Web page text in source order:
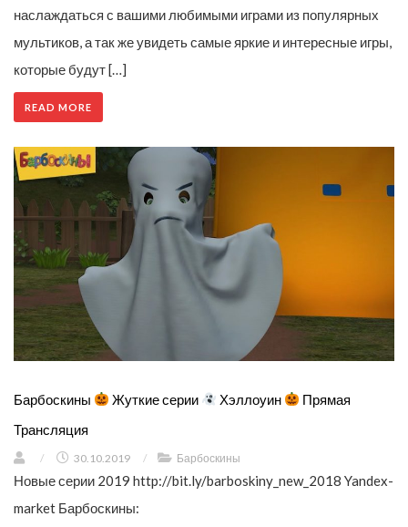
наслаждаться с вашими любимыми играми из популярных
мультиков, а так же увидеть самые яркие и интересные игры,
которые будут […]
READ MORE
Барбоскины Жуткие серии Хэллоуин
Прямая
Трансляция
/ 30.10.2019 / Барбоскины
Новые серии 2019 http://bit.ly/barboskiny_new_2018 Yandex-
market Барбоскины: